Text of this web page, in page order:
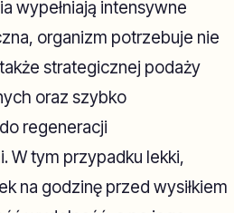
wypełniają intensywne
organizm potrzebuje nie
strategicznej podaży
oraz szybko
regeneracji
W tym przypadku lekki,
na godzinę przed wysiłkiem